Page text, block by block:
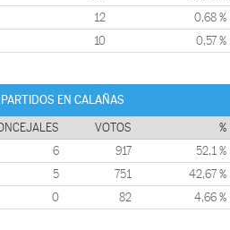
12 0,68 %
10 0,57 %
EN CALAÑAS
VOTOS %
6 917 52,1 %
5 751 42,67 %
0 82 4,66 %